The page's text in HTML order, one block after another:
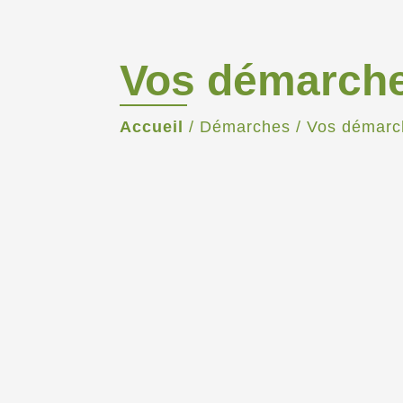
Vos
Accueil / Démarches / Vos